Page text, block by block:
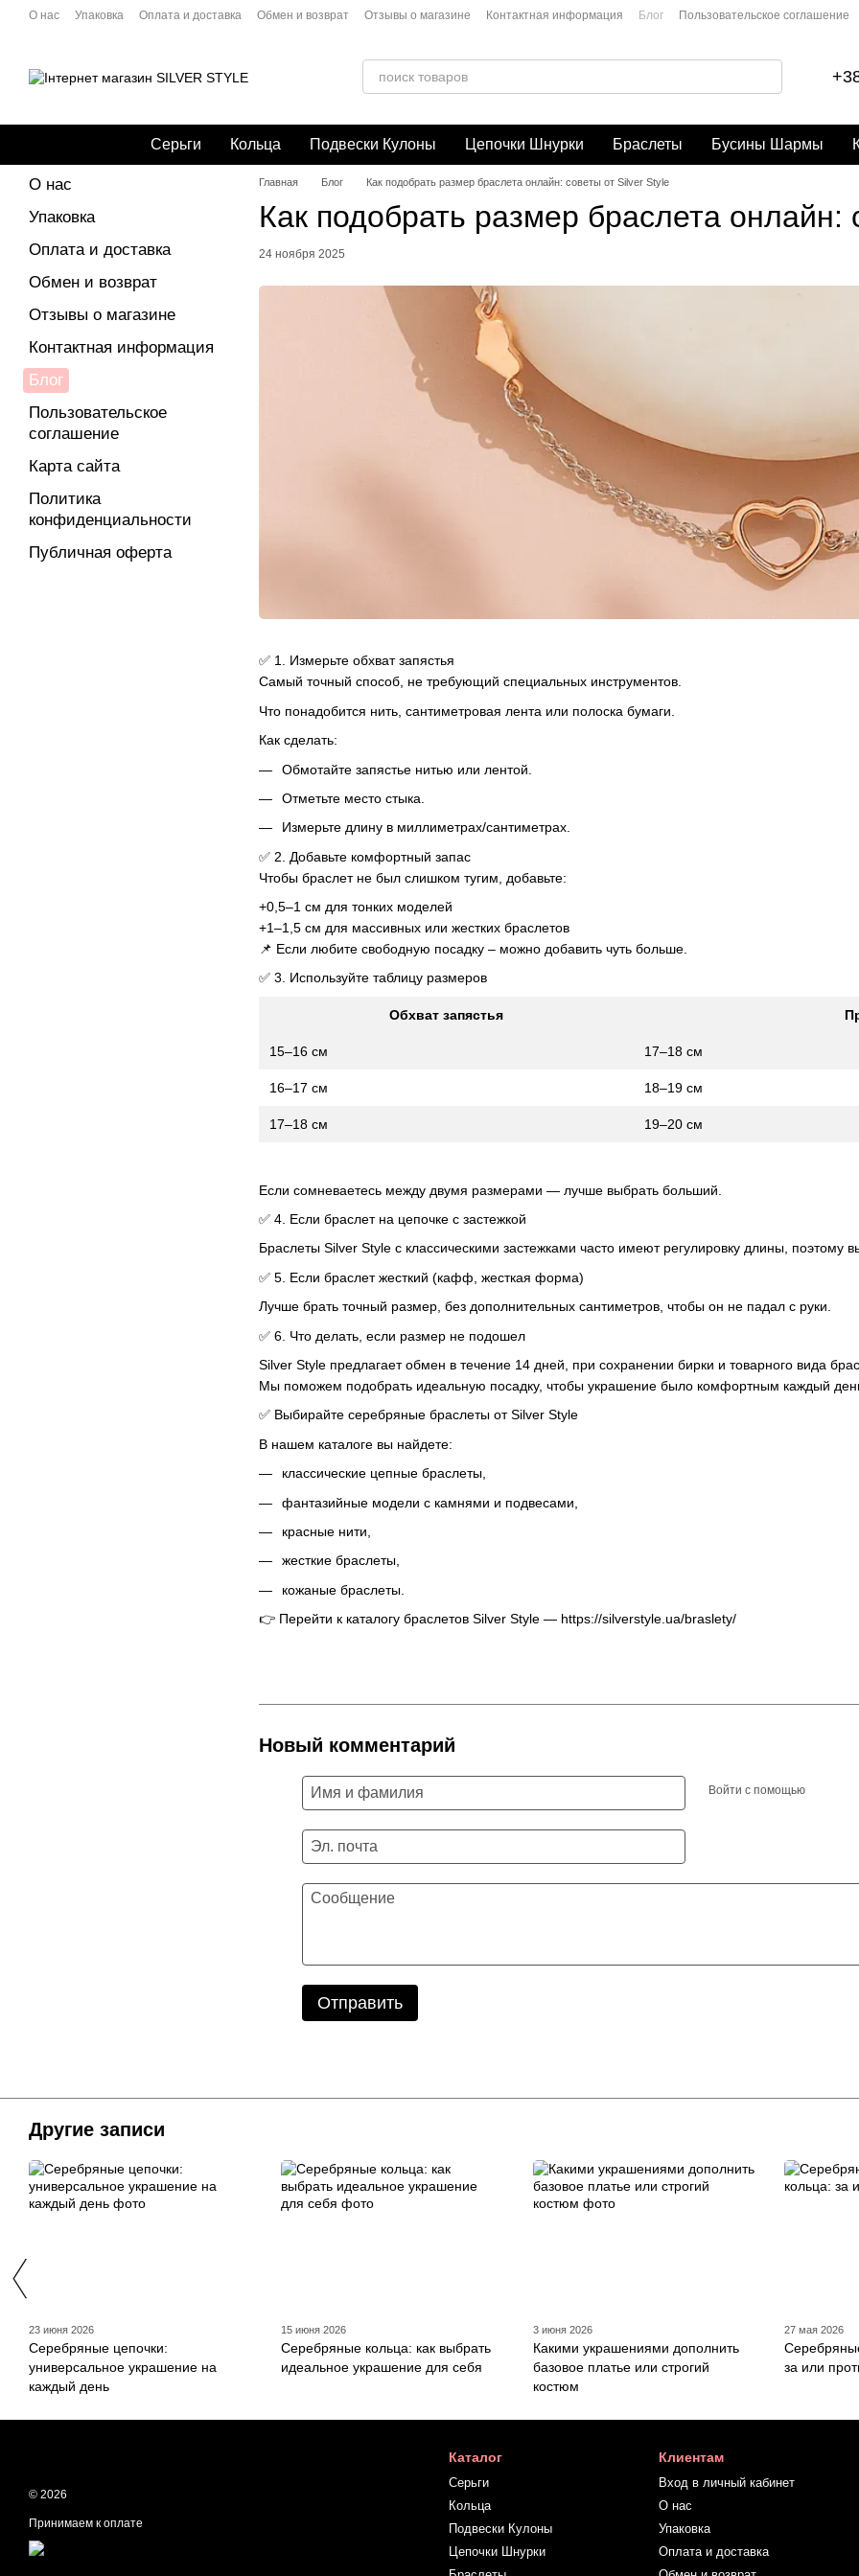
Перейти к основному контенту
О нас Упаковка Оплата и доставка Обмен и возврат Отзывы о магазине Контактная информация Блог
Пользовательское соглашение
Серьги Кольца Подвески Кулоны Цепочки Шнурки Браслеты Бусины Шармы
Главная Блог Как подобрать размер браслета онлайн: советы от Silver Style
Как подобрать размер браслета онлайн:
24 ноября 2025
✅ 1. Измерьте обхват запястья
Самый точный способ, не требующий специальных инструментов.
Что понадобится нить, сантиметровая лента или полоска бумаги.
Как сделать:
Обмотайте запястье нитью или лентой.
Отметьте место стыка.
Измерьте длину в миллиметрах/сантиметрах.
✅ 2. Добавьте комфортный запас
Чтобы браслет не был слишком тугим, добавьте:
+0,5–1 см для тонких моделей
+1–1,5 см для массивных или жестких браслетов
📌 Если любите свободную посадку – можно добавить чуть больше.
✅ 3. Используйте таблицу размеров
Обхват запястья
15–16 см 17–18 см
16–17 см 18–19 см
17–18 см 19–20 см
Если сомневаетесь между двумя размерами — лучше выбрать больший.
✅ 4. Если браслет на цепочке с застежкой
Браслеты Silver Style с классическими застежками часто имеют регулировку длины, поэтому
✅ 5. Если браслет жесткий (кафф, жесткая форма)
Лучше брать точный размер, без дополнительных сантиметров, чтобы он не падал с руки.
✅ 6. Что делать, если размер не подошел
Silver Style предлагает обмен в течение 14 дней, при сохранении бирки и товарного вида
Мы поможем подобрать идеальную посадку, чтобы украшение было комфортным каждый
✅ Выбирайте серебряные браслеты от Silver Style
В нашем каталоге вы найдете:
классические цепные браслеты,
фантазийные модели с камнями и подвесами,
красные нити,
жесткие браслеты,
кожаные браслеты.
👉 Перейти к каталогу браслетов Silver Style — https://silverstyle.ua/braslety/
Новый комментарий
Войти с помощью
Отправить
О нас
Упаковка
Оплата и доставка
Обмен и возврат
Отзывы о магазине
Контактная информация
Блог
Пользовательское
соглашение
Карта сайта
Политика
конфиденциальности
Публичная оферта
Другие записи
23 июня 2026
Серебряные цепочки:
универсальное украшение на
каждый день
15 июня 2026
Серебряные кольца: как выбрать
идеальное украшение для себя
3 июня 2026
Какими украшениями дополнить
базовое платье или строгий
костюм
27 мая 2026
за или
© 2026
Принимаем к оплате
Каталог
Серьги
Кольца
Подвески Кулоны
Цепочки Шнурки
Клиентам
Вход в личный кабинет
О нас
Упаковка
Оплата и доставка